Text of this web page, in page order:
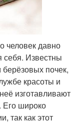
человек давно
себя. Известны
берёзовых почек,
красоты и
изготавливают
Его широко
так как этот